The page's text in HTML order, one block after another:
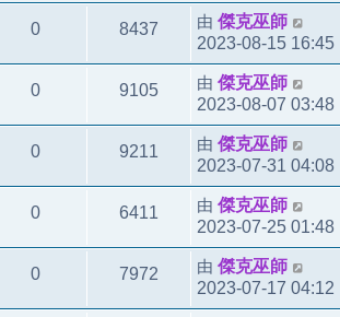
0 8437 由 傑克巫師
2023-08-15 16:45
0 9105 由 傑克巫師
2023-08-07 03:48
0 9211 由 傑克巫師
2023-07-31 04:08
0 6411 由 傑克巫師
2023-07-25 01:48
0 7972 由 傑克巫師
2023-07-17 04:12